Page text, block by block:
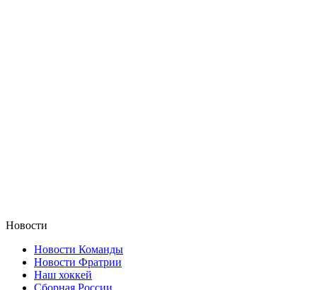
Новости
Новости Команды
Новости Фратрии
Наш хоккей
Сборная России